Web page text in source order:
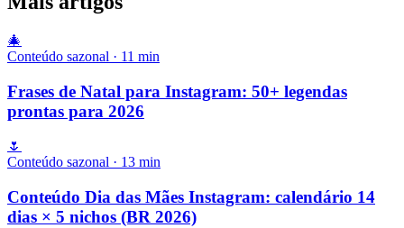
🎄
Conteúdo sazonal · 11 min
Frases de Natal para Instagram: 50+ legendas
prontas para 2026
🌷
Conteúdo sazonal · 13 min
Conteúdo Dia das Mães Instagram: calendário 14
dias × 5 nichos (BR 2026)